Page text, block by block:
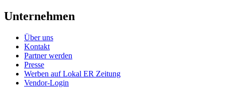
Unternehmen
Über uns
Kontakt
Partner werden
Presse
Werben auf Lokal ER Zeitung
Vendor-Login